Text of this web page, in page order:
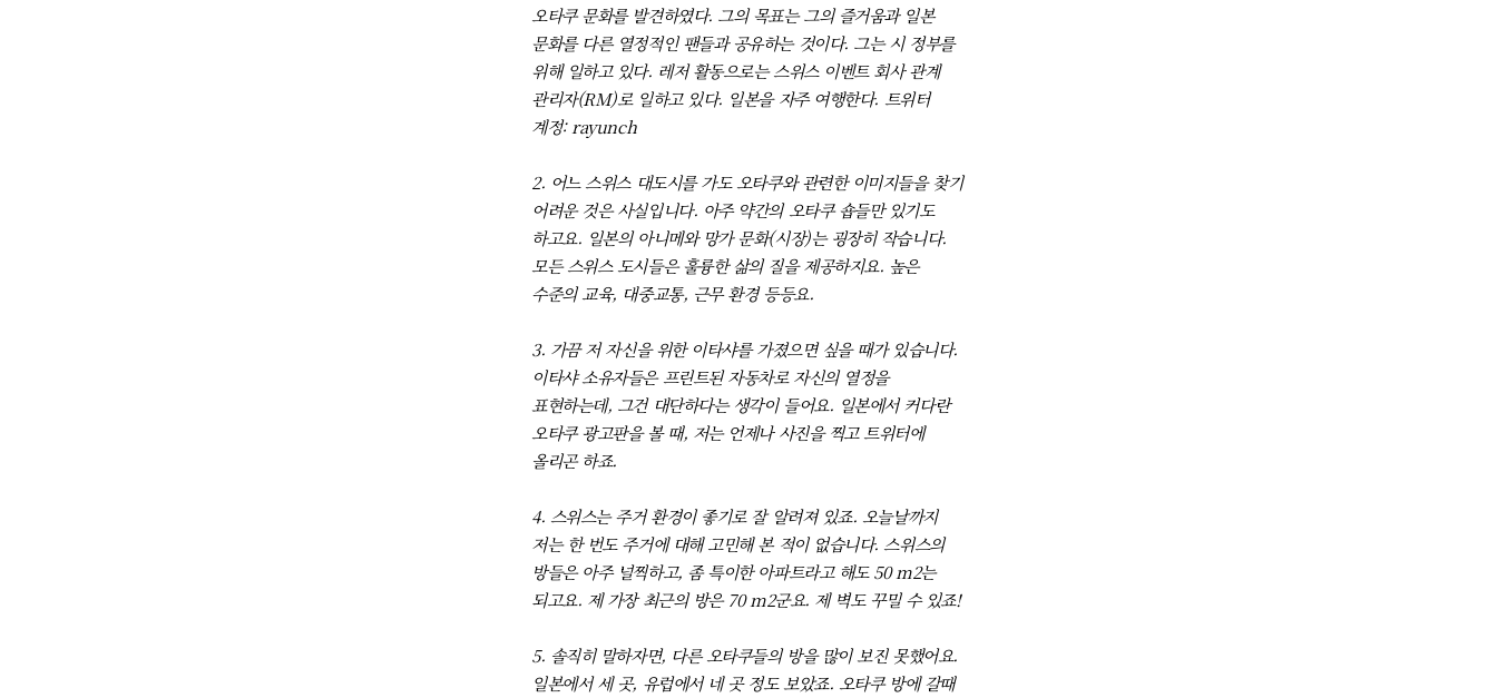
오타쿠 문화를 발견하였다. 그의 목표는 그의 즐거움과 일본
문화를 다른 열정적인 팬들과 공유하는 것이다. 그는 시 정부를
위해 일하고 있다. 레저 활동으로는 스위스 이벤트 회사 관계
관리자(RM)로 일하고 있다. 일본을 자주 여행한다. 트위터
계정: rayunch
2. 어느 스위스 대도시를 가도 오타쿠와 관련한 이미지들을 찾기
어려운 것은 사실입니다. 아주 약간의 오타쿠 숍들만 있기도
하고요. 일본의 아니메와 망가 문화(시장)는 굉장히 작습니다.
모든 스위스 도시들은 훌륭한 삶의 질을 제공하지요. 높은
수준의 교육, 대중교통, 근무 환경 등등요.
3. 가끔 저 자신을 위한 이타샤를 가졌으면 싶을 때가 있습니다.
이타샤 소유자들은 프린트된 자동차로 자신의 열정을
표현하는데, 그건 대단하다는 생각이 들어요. 일본에서 커다란
오타쿠 광고판을 볼 때, 저는 언제나 사진을 찍고 트위터에
올리곤 하죠.
4. 스위스는 주거 환경이 좋기로 잘 알려져 있죠. 오늘날까지
저는 한 번도 주거에 대해 고민해 본 적이 없습니다. 스위스의
방들은 아주 널찍하고, 좀 특이한 아파트라고 해도 50 m2는
되고요. 제 가장 최근의 방은 70 m2군요. 제 벽도 꾸밀 수 있죠!
5. 솔직히 말하자면, 다른 오타쿠들의 방을 많이 보진 못했어요.
일본에서 세 곳, 유럽에서 네 곳 정도 보았죠. 오타쿠 방에 갈때